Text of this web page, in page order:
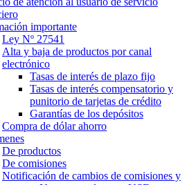
importante
Ley Nº 27541
Alta y baja de productos por canal
electrónico
Tasas de interés de plazo fijo
Tasas de interés compensatorio y
punitorio de tarjetas de crédito
Garantías de los depósitos
Compra de dólar ahorro
De productos
De comisiones
Notificación de cambios de comisiones y